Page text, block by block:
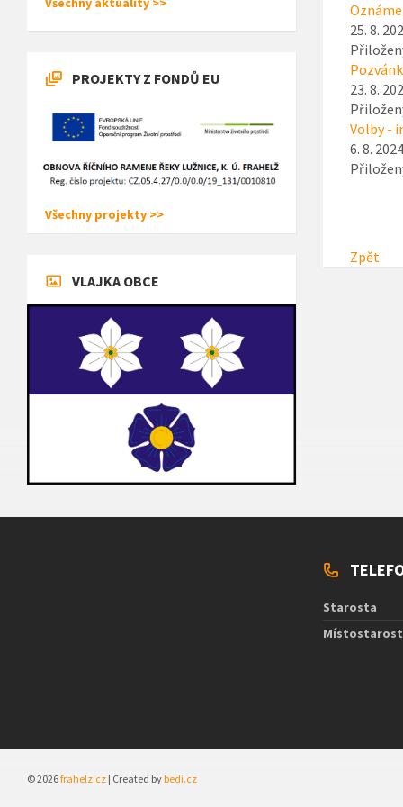
25. 8.
23. 8.
Volby -
6. 8. 2024
Zpět
PROJEKTY Z FONDŮ EU
Všechny projekty >>
VLAJKA OBCE
Starosta
© 2026frahelz.cz | Created bybedi.cz